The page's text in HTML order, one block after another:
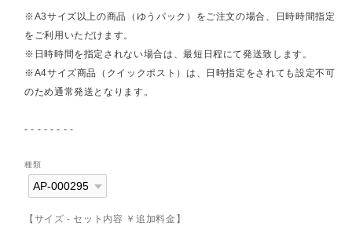
※A3サイズ以上の商品（ゆうパック）をご注文の場合、日時時間指定
をご利用いただけます。
※日時時間を指定されない場合は、最短日程にて発送致します。
※A4サイズ商品（クイックポスト）は、日時指定をされても設定不可
のため通常発送となります。
- - - - - - - -
種類
【サイズ - セット内容 ￥追加料金】